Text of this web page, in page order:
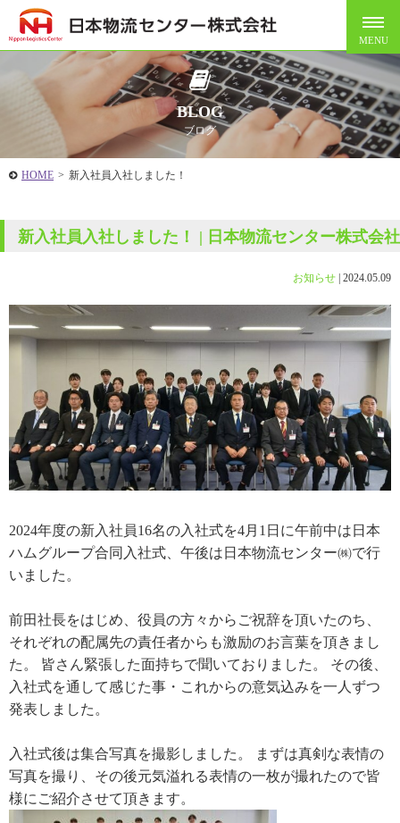
BLOG
ブログ
HOME > 新入社員入社しました！
新入社員入社しました！ | 日本物流センター株式会社
お知らせ 2024.05.09
2024年度の新入社員16名の入社式を4月1日に午前中は日本
ハムグループ合同入社式、午後は日本物流センター㈱で行
いました。
前田社長をはじめ、役員の方々からご祝辞を頂いたのち、
それぞれの配属先の責任者からも激励のお言葉を頂きまし
た。 皆さん緊張した面持ちで聞いておりました。 その後、
入社式を通して感じた事・これからの意気込みを一人ずつ
発表しました。
入社式後は集合写真を撮影しました。 まずは真剣な表情の
写真を撮り、その後元気溢れる表情の一枚が撮れたので皆
様にご紹介させて頂きます。